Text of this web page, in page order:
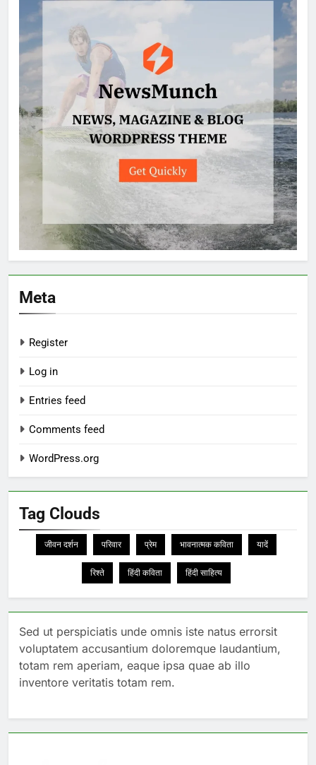
Meta
Register
Log in
Entries feed
Comments feed
WordPress.org
Tag Clouds
जीवन दर्शन परिवार प्रेम भावनात्मक कविता यादें
रिश्ते हिंदी कविता हिंदी साहित्य
Sed ut perspiciatis unde omnis iste natus errorsit
voluptatem accusantium doloremque laudantium,
totam rem aperiam, eaque ipsa quae ab illo
inventore veritatis totam rem.